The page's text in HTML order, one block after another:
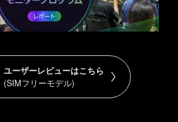
ユーザーレビューはこちら
(SIMフリーモデル)